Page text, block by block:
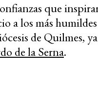
que
a los más
de Quilmes,
de la Serna.